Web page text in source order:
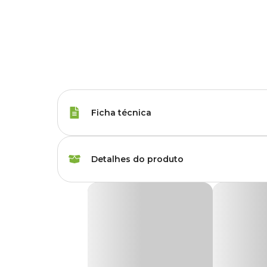
Ficha técnica
Marca Zootekna
Detalhes do produto